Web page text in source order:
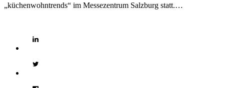
„küchenwohntrends“ im Messezentrum Salzburg statt.…